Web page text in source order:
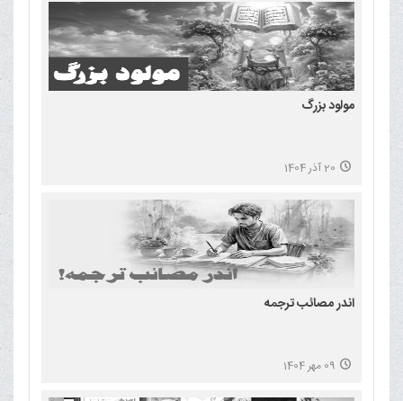
مولود بزرگ
20 آذر 1404
اندر مصائب ترجمه
09 مهر 1404